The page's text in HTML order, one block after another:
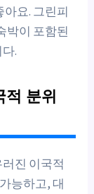
요. 그린피
박이 포함된
.
적 분위
진 이국적
능하고, 대